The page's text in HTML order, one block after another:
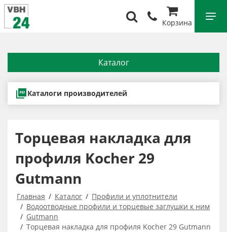
Корзина
Каталог
Каталоги производителей
Торцевая накладка для
профиля Kocher 29
Gutmann
Главная Каталог
Профили и уплотнители
Водоотводные профили и торцевые заглушки к ним
Gutmann
Торцевая накладка для профиля Kocher 29 Gutmann